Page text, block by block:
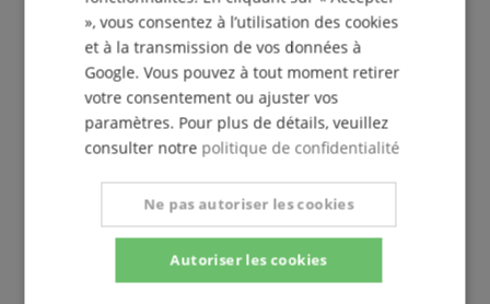
+33-1828-83935
Disponible aujourd'hui: 09h30 - 18h00
Informations complémentaires
», vous consentez à l’utilisation des cookies
et à la transmission de vos données à
Google. Vous pouvez à tout moment retirer
votre consentement ou ajuster vos
paramètres. Pour plus de détails, veuillez
consulter notre politique de confidentialité
Autoriser les cookies
Ne pas autoriser les cookies